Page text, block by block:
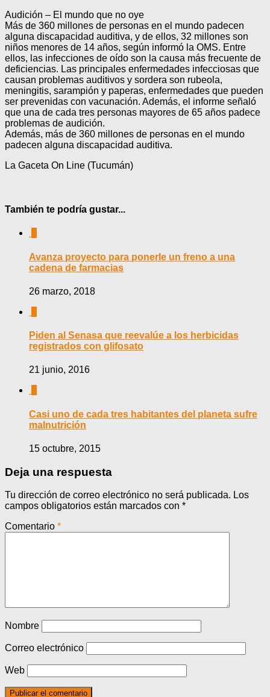
Audición – El mundo que no oye
Más de 360 millones de personas en el mundo padecen
alguna discapacidad auditiva, y de ellos, 32 millones son
niños menores de 14 años, según informó la OMS. Entre
ellos, las infecciones de oído son la causa más frecuente de
deficiencias. Las principales enfermedades infecciosas que
causan problemas auditivos y sordera son rubeola,
meningitis, sarampión y paperas, enfermedades que pueden
ser prevenidas con vacunación. Además, el informe señaló
que una de cada tres personas mayores de 65 años padece
problemas de audición.
Además, más de 360 millones de personas en el mundo
padecen alguna discapacidad auditiva.
La Gaceta On Line (Tucumán)
También te podría gustar...
Avanza proyecto para ponerle un freno a una
cadena de farmacias
26 marzo, 2018
Piden al Senasa que reevalúe a los herbicidas
registrados con glifosato
21 junio, 2016
Casi uno de cada tres habitantes del planeta sufre
malnutrición
15 octubre, 2015
Deja una respuesta
Tu dirección de correo electrónico no será publicada. Los
campos obligatorios están marcados con *
Comentario *
Nombre
Correo electrónico
Web